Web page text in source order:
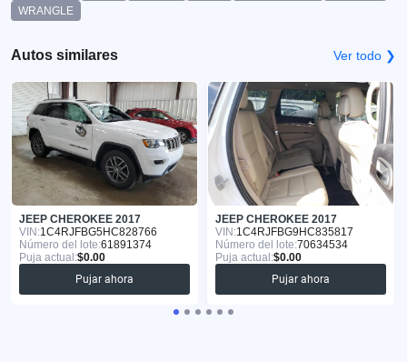
WRANGLE
Autos similares Ver todo ❯
JEEP CHEROKEE 2017
VIN:1C4RJFBG5HC828766
Número del lote:61891374
Puja actual:$0.00
Pujar ahora
JEEP CHEROKEE 2017
VIN:1C4RJFBG9HC835817
Número del lote:70634534
Puja actual:$0.00
Pujar ahora